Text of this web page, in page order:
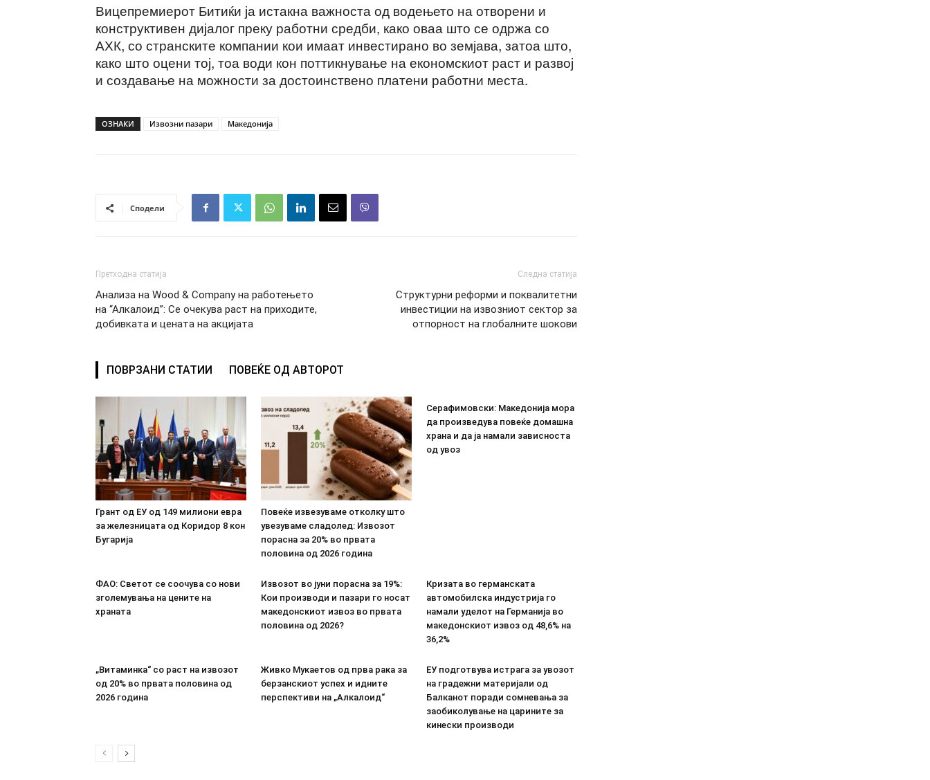
Вицепремиерот Битиќи ја истакна важноста од водењето на отворени и
конструктивен дијалог преку работни средби, како оваа што се одржа со
АХК, со странските компании кои имаат инвестирано во земјава, затоа што,
како што оцени тој, тоа води кон поттикнување на економскиот раст и развој
и создавање на можности за достоинствено платени работни места.
ОЗНАКИ Извозни пазари Македонија
Сподели
Претходна статија
Анализа на Wood & Company на работењето
на “Алкалоид”: Се очекува раст на приходите,
добивката и цената на акцијата
Следна статија
Структурни реформи и поквалитетни
инвестиции на извозниот сектор за
отпорност на глобалните шокови
ПОВРЗАНИ СТАТИИ ПОВЕЌЕ ОД АВТОРОТ
Грант од ЕУ од 149 милиони евра
за железницата од Коридор 8 кон
Бугарија
Повеќе извезуваме отколку што
увезуваме сладолед: Извозот
порасна за 20% во првата
половина од 2026 година
Серафимовски: Македонија мора
да произведува повеќе домашна
храна и да ја намали зависноста
од увоз
ФАО: Светот се соочува со нови
зголемувања на цените на
храната
Извозот во јуни порасна за 19%:
Кои производи и пазари го носат
македонскиот извоз во првата
половина од 2026?
Кризата во германската
автомобилска индустрија го
намали уделот на Германија во
македонскиот извоз од 48,6% на
36,2%
„Витаминка“ со раст на извозот
од 20% во првата половина од
2026 година
Живко Мукаетов од прва рака за
берзанскиот успех и идните
перспективи на „Алкалоид“
ЕУ подготвува истрага за увозот
на градежни материјали од
Балканот поради сомневања за
заобиколување на царините за
кинески производи